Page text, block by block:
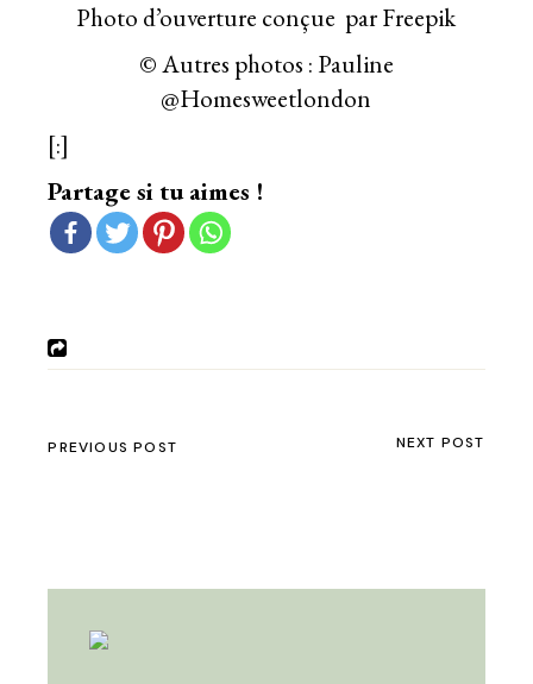
Photo d’ouverture conçue par Freepik
© Autres photos : Pauline
@Homesweetlondon
[:]
Partage si tu aimes !
PREVIOUS POST NEXT POST